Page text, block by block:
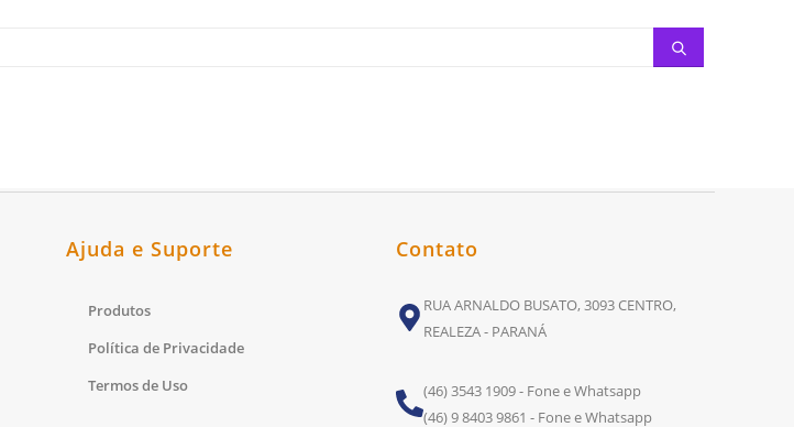
Ajuda e Suporte
Produtos
Política de Privacidade
Termos de Uso
Contato
RUA ARNALDO BUSATO, 3093 CENTRO,
REALEZA - PARANÁ
(46) 3543 1909 - Fone e Whatsapp
(46) 9 8403 9861 - Fone e Whatsapp